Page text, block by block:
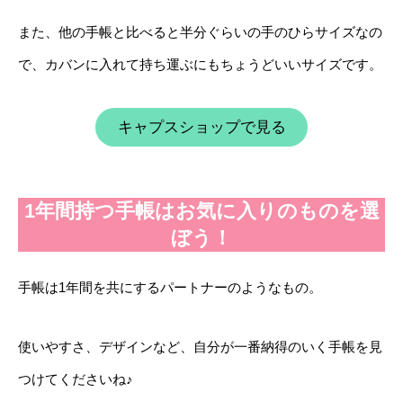
また、他の手帳と比べると半分ぐらいの手のひらサイズなの
で、カバンに入れて持ち運ぶにもちょうどいいサイズです。
キャプスショップで見る
1年間持つ手帳はお気に入りのものを選
ぼう！
手帳は1年間を共にするパートナーのようなもの。
使いやすさ、デザインなど、自分が一番納得のいく手帳を見
つけてくださいね♪